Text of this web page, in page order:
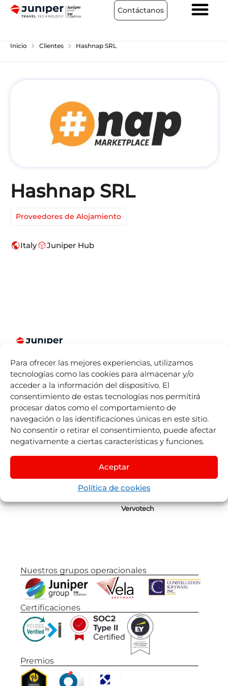
Para ofrecer las mejores experiencias, utilizamos
tecnologías como las cookies para almacenar y/o
acceder a la información del dispositivo. El
consentimiento de estas tecnologías nos permitirá
procesar datos como el comportamiento de
navegación o las identificaciones únicas en este sitio.
No consentir o retirar el consentimiento, puede afectar
negativamente a ciertas características y funciones.
Aceptar
Política de cookies
Contáctanos
Inicio chevron_right Clientes chevron_right Hashnap SRL
Hashnap SRL
Proveedores de Alojamiento
publicItalydeployed_codeJuniper Hub
Somos más
que Booking
Engines para
la industria
turística.
Español
Juniper
Sobre
Nosotros
Dónde
estamos
Life At
Juniper
Eventos
Divisiones
Juniper
Airline
Vacations
Juniper
Cruises
Juniper
Experiences
byNexus
Tours
Juniper
Lleego
Vervotech
Accesos
Directos
Seller Tools
Acceso
Contact
mailing
Listado de
Juniper
Nuestros grupos operacionales
Certificaciones
Premios